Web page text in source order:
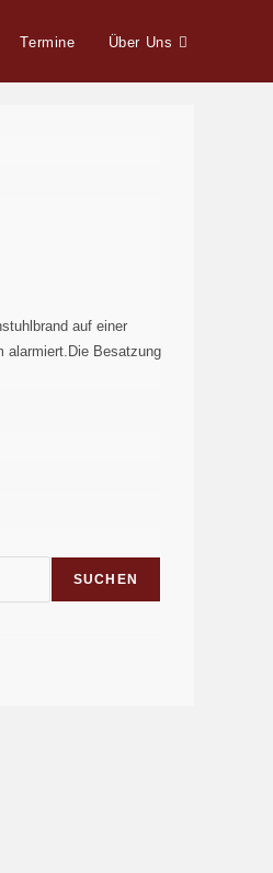
Termine Über Uns
auf einer
alarmiert.Die Besatzung
SUCHEN